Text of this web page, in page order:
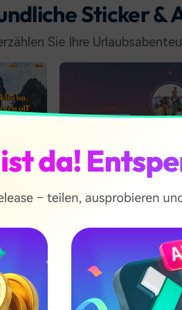
Sticker &
Sie Ihre
YouTube-Endbildschirmöffner 18
QR Scannen